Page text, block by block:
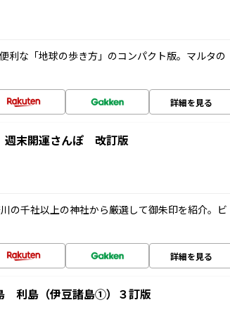
利な「地球の歩き方」のコンパクト版。マルタの
詳細を見る
末開運さんぽ 改訂版
の千社以上の神社から厳選して御朱印を紹介。ビ
詳細を見る
島（伊豆諸島①）３訂版